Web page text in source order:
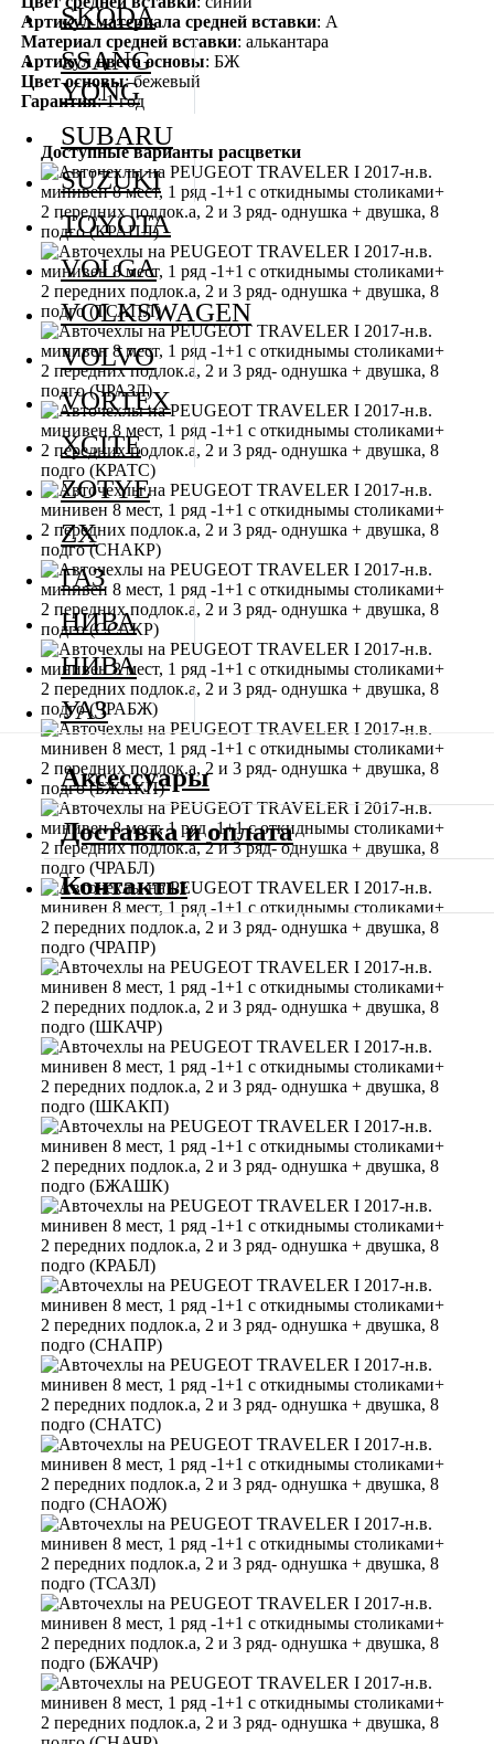
Артикул материала средней вставки: А
Материал средней вставки: алькантара
Артикул цвета основы: БЖ
Цвет основы: бежевый
Гарантия: 1 год
Доступные варианты расцветки
SKODA
SSANG
YONG
SUBARU
SUZUKI
TOYOTA
VOLGA
VOLKSWAGEN
VOLVO
VORTEX
XCITE
ZOTYE
ZX
ГАЗ
НИВА
НИВА
УАЗ
Аксессуары
Доставка и оплата
Контакты